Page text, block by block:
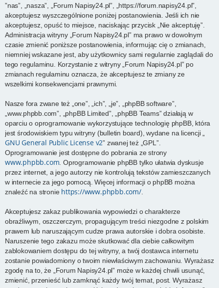
”nas”, „nasza”, „Forum Napisy24.pl”, „https://forum.napisy24.pl”,
akceptujesz wyszczególnione poniżej postanowienia. Jeśli ich nie
akceptujesz, opuść to miejsce, naciskając przycisk „Nie akceptuję”.
Administracja witryny „Forum Napisy24.pl” ma prawo w dowolnym
czasie zmienić poniższe postanowienia, informując cię o zmianach,
niemniej wskazane jest, aby użytkownicy sami regularnie zaglądali do
tego regulaminu. Korzystanie z witryny „Forum Napisy24.pl” po
zmianach regulaminu oznacza, że akceptujesz te zmiany ze
wszelkimi konsekwencjami prawnymi.
Nasze fora zwane też „one”, „ich”, „je”, „phpBB software”,
„www.phpbb.com”, „phpBB Limited”, „phpBB Teams” działają w
oparciu o oprogramowanie wykorzystujące technologię phpBB, która
jest środowiskiem typu witryny (bulletin board), wydane na licencji „
GNU General Public License v2” zwanej też „GPL”.
Oprogramowanie jest dostępne do pobrania ze strony
www.phpbb.com . Oprogramowanie phpBB tylko ułatwia dyskusje
przez internet, a jego autorzy nie kontrolują tekstów zamieszczanych
w internecie za jego pomocą. Więcej informacji o phpBB można
znaleźć na stronie https://www.phpbb.com/.
Akceptujesz zakaz publikowania wypowiedzi o charakterze
obraźliwym, oszczerczym, propagującym treści niezgodne z polskim
prawem lub naruszającym cudze prawa autorskie i dobra osobiste.
Naruszenie tego zakazu może skutkować dla ciebie całkowitym
zablokowaniem dostępu do tej witryny, a twój dostawca internetu
zostanie powiadomiony o twoim niewłaściwym zachowaniu. Wyrażasz
zgodę na to, że „Forum Napisy24.pl” może w każdej chwili usunąć,
zmienić, przenieść lub zamknąć każdy twój temat, post. Wyrażasz